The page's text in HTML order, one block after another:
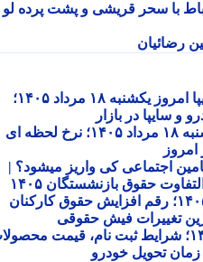
با سحر قریشی و پشت پرده لو
قیمت خودرو ایران خودرو و سایپا امروز یکشنبه ۱۸ مرداد ۱۴۰۵؛
در بازار
قیمت طلای ۱۸ عیار امروز یکشنبه ۱۸ مرداد ۱۴۰۵؛ نرخ لحظه ای
اجتماعی کی واریز میشود؟ |
حقوق بازنشستگان ۱۴۰۵
اخبار افزایش حقوق کارمندان ۱۴۰۵؛ رقم افزایش حقوق کارکنان
فیش حقوقی
فروش مدیران خودرو ۱۴۰۵؛ شرایط ثبت نام، قیمت محصولات